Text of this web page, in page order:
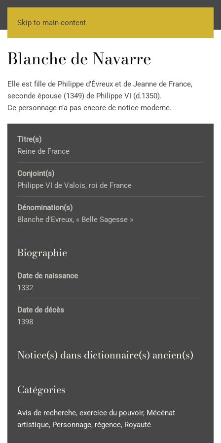
Skip to main content
Blanche de Navarre
Elle est fille de Philippe d’Évreux et de Jeanne de France,
seconde épouse (1349) de Philippe VI (d.1350).
Ce personnage n’a pas encore de notice moderne.
Titre(s)
Reine de France
Conjoint(s)
Philippe VI de Valois, roi de France
Dénomination(s)
Blanche d’Evreux, « Belle Sagesse »
Biographie
Date de naissance
1332
Date de décès
1398
Notice(s) dans dictionnaire(s) ancien(s)
Catégories
Avis de recherche, exercice du pouvoir, Mécénat
artistique, Personnage, régence, Royauté